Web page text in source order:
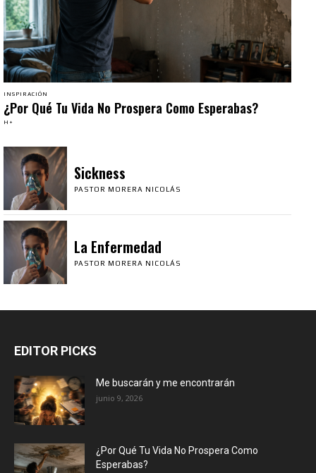
INSPIRACIÓN
¿Por Qué Tu Vida No Prospera Como Esperabas?
H+
Sickness
PASTOR MORERA NICOLÁS
La Enfermedad
PASTOR MORERA NICOLÁS
EDITOR PICKS
Me buscarán y me encontrarán
junio 9, 2026
¿Por Qué Tu Vida No Prospera Como
Esperabas?